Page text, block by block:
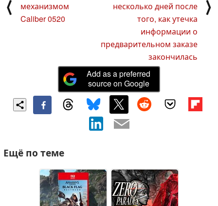
⟨
механизмом
Caliber 0520
несколько дней после
того, как утечка
информации о
предварительном заказе
закончилась
⟩
Add as a preferred
source on Google
Ещё по теме